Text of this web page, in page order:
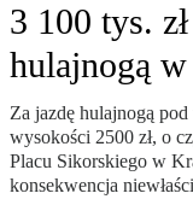
3 100 tys.
hulajnogą
Za jazdę hulajnogą
wysokości 2500 zł, o
Placu Sikorskiego w
konsekwencja